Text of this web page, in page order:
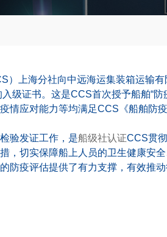
）上海分社向中远海运集装箱运输
级证书。这是CCS首次授予船舶“
情应对能力等均满足CCS《船舶防
验发证工作，是船级社认证CCS贯
，切实保障船上人员的卫生健康安
防疫评估提供了有力支撑，有效推动